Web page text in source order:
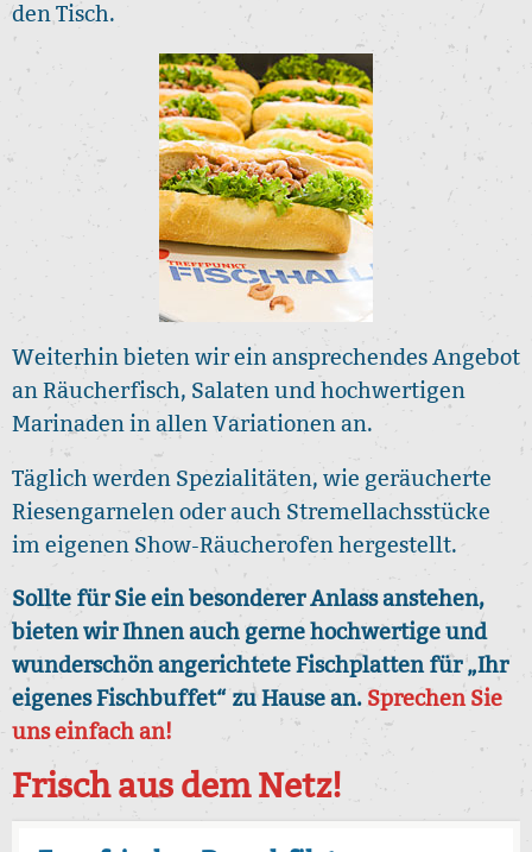
den Tisch.
Weiterhin bieten wir ein ansprechendes Angebot
an Räucherfisch, Salaten und hochwertigen
Marinaden in allen Variationen an.
Täglich werden Spezialitäten, wie geräucherte
Riesengarnelen oder auch Stremellachsstücke
im eigenen Show-Räucherofen hergestellt.
Sollte für Sie ein besonderer Anlass anstehen,
bieten wir Ihnen auch gerne hochwertige und
wunderschön angerichtete Fischplatten für „Ihr
eigenes Fischbuffet“ zu Hause an. Sprechen Sie
uns einfach an!
Frisch aus dem Netz!